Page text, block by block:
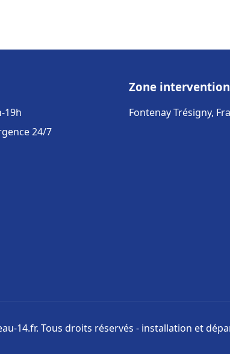
19h
24/7
Zone intervention
Fontenay Trésigny,
14.fr. Tous droits réservés - installation et